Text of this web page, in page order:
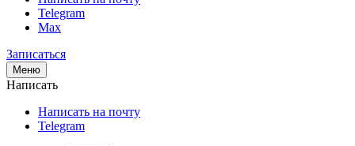
Telegram
Max
Записаться
Меню
Написать
Написать на почту
Telegram